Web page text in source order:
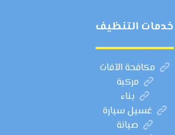
خدمات التنظيف
مكافحة الآفات
مركبة
بناء
غسيل سيارة
صيانة